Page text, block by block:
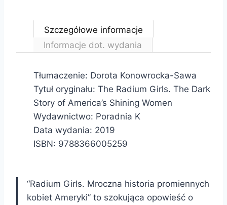
Szczegółowe informacje
Informacje dot. wydania
Tłumaczenie: Dorota Konowrocka-Sawa
Tytuł oryginału: The Radium Girls. The Dark
Story of America’s Shining Women
Wydawnictwo: Poradnia K
Data wydania: 2019
ISBN: 9788366005259
“Radium Girls. Mroczna historia promiennych
kobiet Ameryki” to szokująca opowieść o